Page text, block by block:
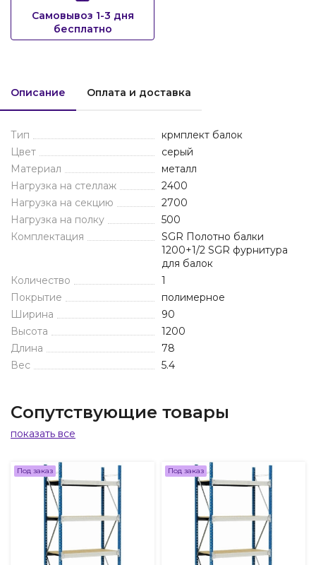
Самовывоз 1-3 дня
бесплатно
Описание Оплата и доставка
Тип
крмплект балок
Цвет
серый
Материал
металл
Нагрузка на стеллаж
2400
Нагрузка на секцию
2700
Нагрузка на полку
500
Комплектация
SGR Полотно балки
1200+1/2 SGR фурнитура
для балок
Количество
1
Покрытие
полимерное
Ширина
90
Высота
1200
Длина
78
Вес
5.4
Сопутствующие товары
показать все
Под заказ Под заказ